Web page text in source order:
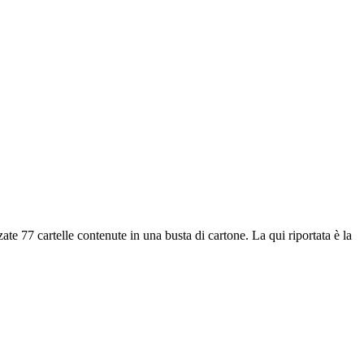
77 cartelle contenute in una busta di cartone. La qui riportata è la